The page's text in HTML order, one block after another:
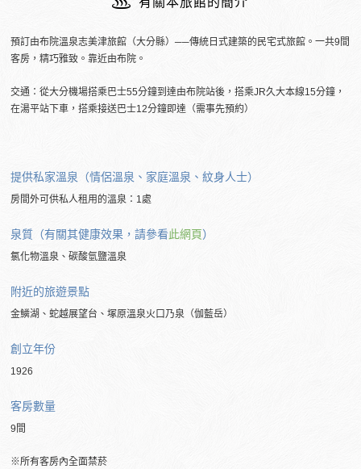
預訂由布院溫泉志美津旅館（大分縣）──傳統日式建築的民宅式旅館。一共9間
客房，精巧雅致。靠近由布院。
交通：從大分機場搭乘巴士55分鐘到達由布院站後，搭乘JR久大本線15分鐘，
在湯平站下車，搭乘接送巴士12分鐘即達（需事先預約）
提供私家溫泉（情侶溫泉、家庭溫泉、紋身人士）
房間外可供私人租用的溫泉：1處
泉質（有關其健康效果，請參看此網頁）
氯化物溫泉、碳酸氫鹽溫泉
附近的旅遊景點
金鱗湖、蛇越展望台、塚原溫泉火口乃泉（伽藍岳）
創立年份
1926
客房數量
9間
※所有客房內全面禁菸